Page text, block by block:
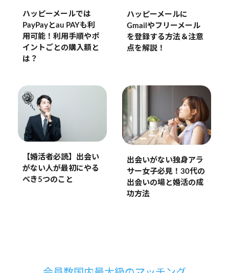
ハッピーメールでは
PayPayとau PAYも利
用可能！利用手順やポ
イントごとの購入額と
は？
ハッピーメールに
Gmailやフリーメール
を登録する方法＆注意
点を解説！
【婚活者必読】出会い
がない人が最初にやる
べき5つのこと
出会いがない独身アラ
サー女子必見！30代の
出会いの場と婚活の成
功方法